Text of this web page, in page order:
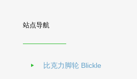
站点导航
比克力脚轮 Blickle